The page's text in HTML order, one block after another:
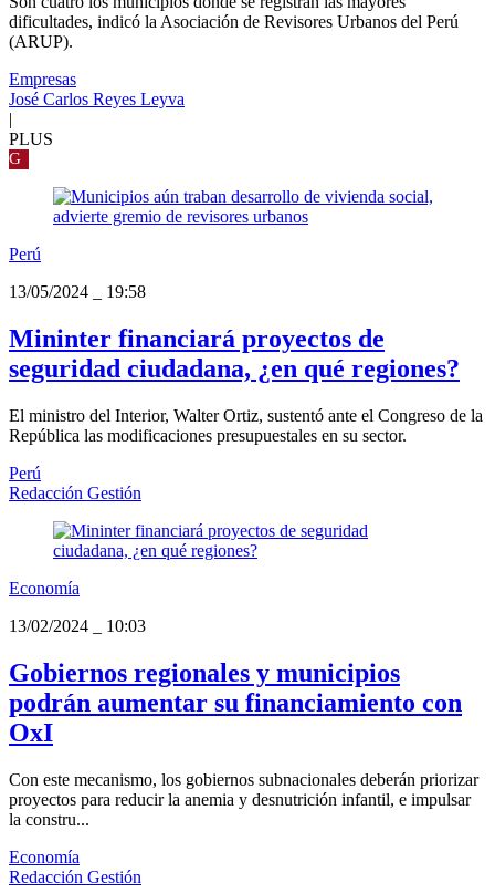
dificultades, indicó la Asociación de Revisores Urbanos del Perú
(ARUP).
Empresas
José Carlos Reyes Leyva
|
PLUS
G
Perú
13/05/2024
19:58
Mininter financiará proyectos de
seguridad ciudadana, ¿en qué regiones?
El ministro del Interior, Walter Ortiz, sustentó ante el Congreso de la
República las modificaciones presupuestales en su sector.
Perú
Redacción Gestión
Economía
13/02/2024
10:03
Gobiernos regionales y municipios
podrán aumentar su financiamiento con
OxI
Con este mecanismo, los gobiernos subnacionales deberán priorizar
proyectos para reducir la anemia y desnutrición infantil, e impulsar
la constru...
Economía
Redacción Gestión